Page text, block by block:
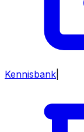
Kennisbank